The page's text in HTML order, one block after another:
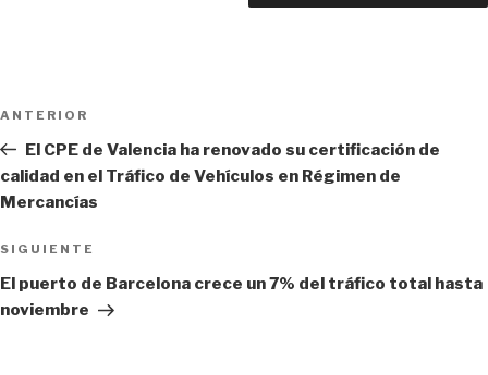
entradas
Entrada
anterior:
ANTERIOR
El CPE de Valencia ha renovado su certificación de
calidad en el Tráfico de Vehículos en Régimen de
Mercancías
Siguiente
entrada
SIGUIENTE
El puerto de Barcelona crece un 7% del tráfico total hasta
noviembre